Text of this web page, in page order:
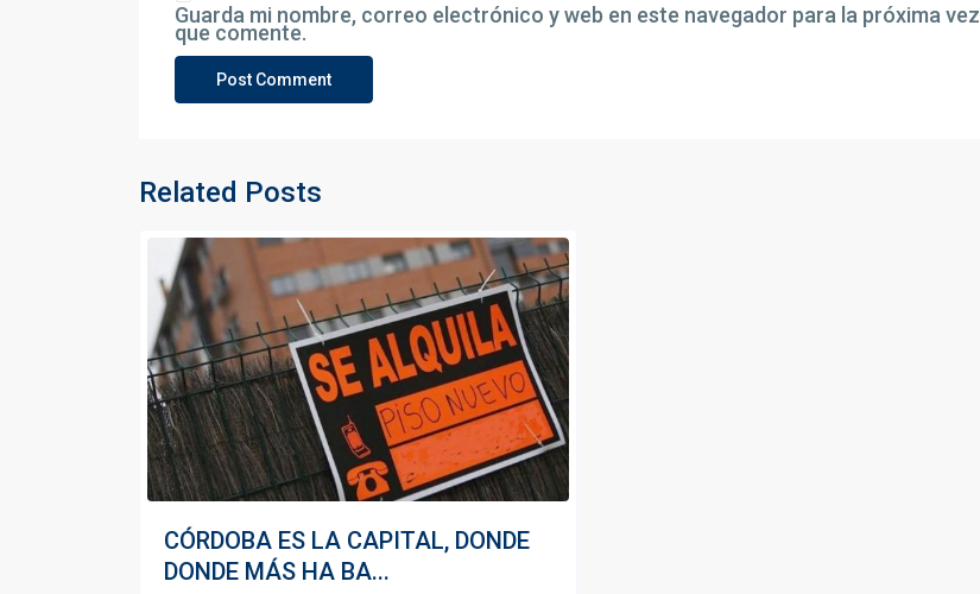
Guarda mi nombre, correo electrónico y web en este navegador para la próxima vez
que comente.
Related Posts
CÓRDOBA ES LA CAPITAL, DONDE
DONDE MÁS HA BA...